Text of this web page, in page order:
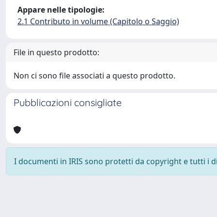
Appare nelle tipologie:
2.1 Contributo in volume (Capitolo o Saggio)
File in questo prodotto:
Non ci sono file associati a questo prodotto.
Pubblicazioni consigliate
I documenti in IRIS sono protetti da copyright e tutti i